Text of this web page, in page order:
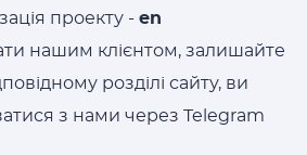
проекту - en
нашим клієнтом, залишайте
розділі сайту, ви
з нами через Telegram